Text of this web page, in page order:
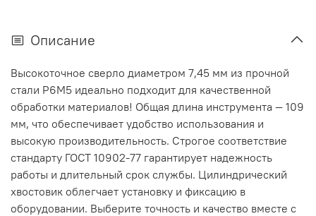
Описание
Высокоточное сверло диаметром 7,45 мм из прочной
стали Р6М5 идеально подходит для качественной
обработки материалов! Общая длина инструмента — 109
мм, что обеспечивает удобство использования и
высокую производительность. Строгое соответствие
стандарту ГОСТ 10902-77 гарантирует надежность
работы и длительный срок службы. Цилиндрический
хвостовик облегчает установку и фиксацию в
оборудовании. Выберите точность и качество вместе с